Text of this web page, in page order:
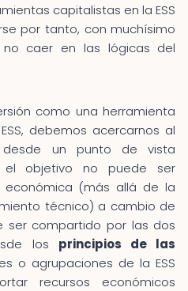
capitalistas en la ESS
por tanto, con muchísimo
caer en las lógicas del
como una herramienta
debemos acercarnos al
desde un punto de vista
el objetivo no puede ser
económica (más allá de la
técnico) a cambio de
ser compartido por las dos
los principios de las
o agrupaciones de la ESS
recursos económicos